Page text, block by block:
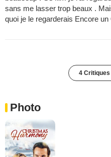
sans me lasser trop beaux .
quoi je le regarderais Encore
4
Photo